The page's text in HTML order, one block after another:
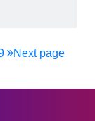
Next page